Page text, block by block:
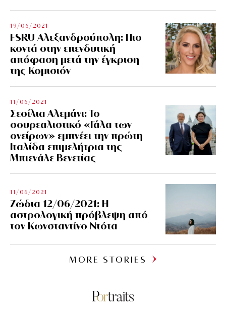
19/06/2021
FSRU Αλεξανδρούπολη: Πιο
κοντά στην επενδυτική
απόφαση μετά την έγκριση
της Κομισιόν
11/06/2021
Σεσίλια Αλεμάνι: Το
σουρεαλιστικό «Γάλα των
ονείρων» εμπνέει την πρώτη
Ιταλίδα επιμελήτρια της
Μπιενάλε Βενετίας
11/06/2021
Ζώδια 12/06/2021: Η
αστρολογική πρόβλεψη από
τον Κωνσταντίνο Ντότα
MORE STORIES